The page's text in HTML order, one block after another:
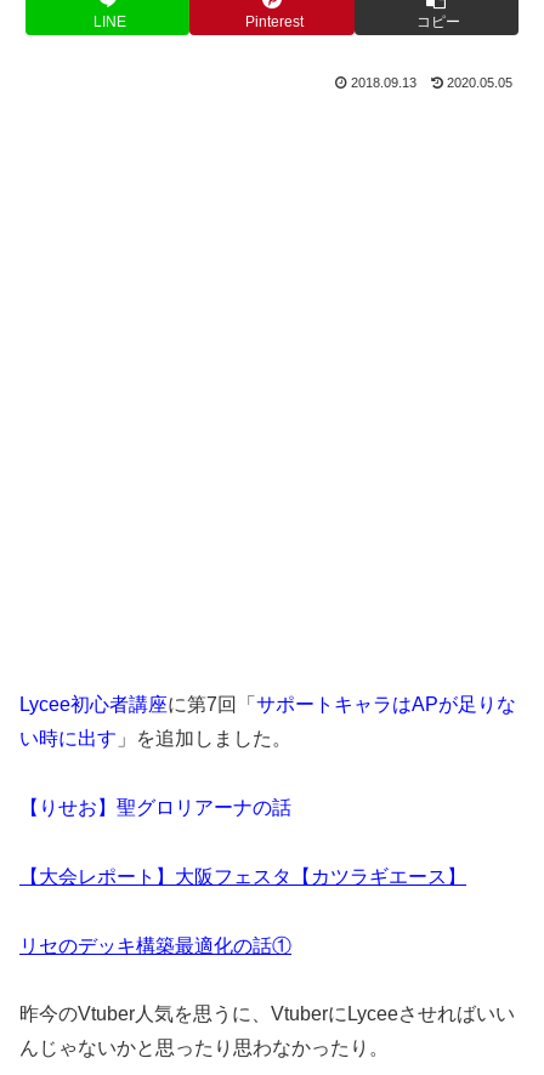
LINE Pinterest コピー
2018.09.13 2020.05.05
Lycee初心者講座に第7回「 サポートキャラはAPが足りな
い時に出す 」を追加しました。
【りせお】聖グロリアーナの話
【大会レポート】大阪フェスタ【カツラギエース】
リセのデッキ構築最適化の話①
昨今のVtuber人気を思うに、VtuberにLyceeさせればいい
んじゃないかと思ったり思わなかったり。